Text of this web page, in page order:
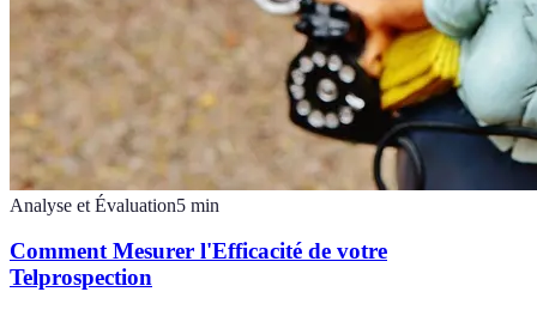
Analyse et Évaluation5 min
Comment Mesurer l'Efficacité de votre
Telprospection